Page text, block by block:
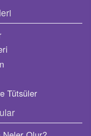
Kekik yağı